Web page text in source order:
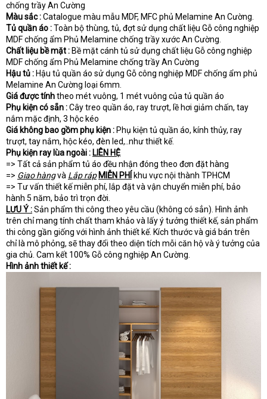
chống trầy An Cường
Màu sắc :Catalogue màu mẫu MDF, MFC phủ Melamine An Cường.
Tủ quần áo :Toàn bộ thùng, tủ, đợt sử dụng chất liệu Gỗ công nghiệp
MDF chống ẩm Phủ Melamine chống trầy xước An Cường.
Chất liệu bề mặt : Bề mặt cánh tủ sử dụng chất liệu Gỗ công nghiệp
MDF chống ẩm Phủ Melamine chống trầy An Cường
Hậu tủ : Hậu tủ quần áo sử dụng Gỗ công nghiệp MDF chống ẩm phủ
Melamine An Cường loại 6mm.
Giá được tínhtheo mét vuông, 1 mét vuông của tủ quần áo
Phụ kiện có sẵn :Cây treo quần áo, ray trượt, lề hơi giảm chấn, tay
nắm mặc định, 3 hộc kéo
Giá không bao gồm phụ kiện : Phụ kiện tủ quần áo, kính thủy, ray
trượt, tay nắm, hộc kéo, đèn led,..như thiết kế.
Phụ kiện ray lùa ngoài : LIÊN HỆ
=> Tất cả sản phẩm tủ áo đều nhận đóng theo đơn đặt hàng
=> Giao hàngvà Lắp ráp MIỄN PHÍ
khu vực nội thành TPHCM
=> Tư vấn thiết kế miễn phí, lắp đặt và vận chuyển miễn phí, bảo
hành 5 năm, bảo trì trọn đời.
LƯU Ý :Sản phẩm thi công theo yêu cầu (không có sẳn). Hình ảnh
trên chỉ mang tính chất tham khảo và lấy ý tưởng thiết kế, sản phẩm
thi công gần giống với hình ảnh thiết kế. Kích thước và giá bán trên
chỉ là mô phỏng, sẽ thay đổi theo diện tích mỗi căn hộ và ý tưởng của
gia chủ. Cam kết 100% Gỗ công nghiệp An Cường.
Hình ảnh thiết kế :